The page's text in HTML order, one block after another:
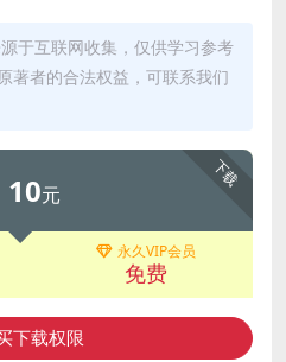
于互联网收集，仅供学习参考
著者的合法权益，可联系我们
下载
10元
永久VIP会员
免费
下载权限